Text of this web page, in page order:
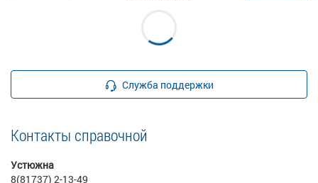
Служба поддержки
Контакты справочной
Устюжна
8(81737) 2-13-49